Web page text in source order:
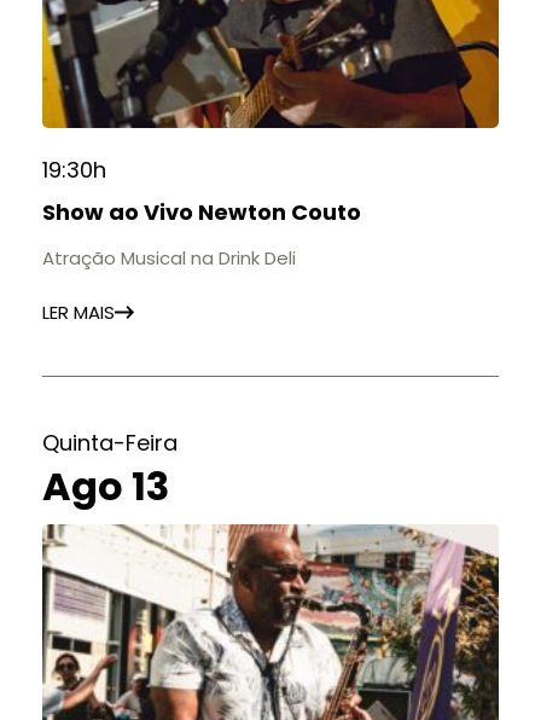
19:30h
Show ao Vivo Newton Couto
Atração Musical na Drink Deli
LER MAIS
Quinta-Feira
Ago 13